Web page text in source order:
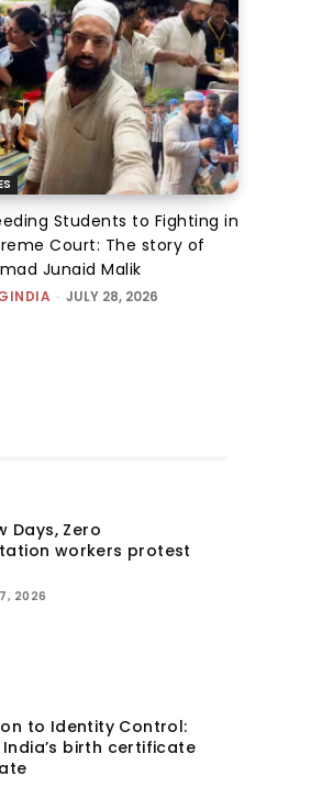
Students to Fighting in
Court: The story of
Junaid Malik
- JULY 28, 2026
Days, Zero
workers protest
2026
to Identity Control:
birth certificate